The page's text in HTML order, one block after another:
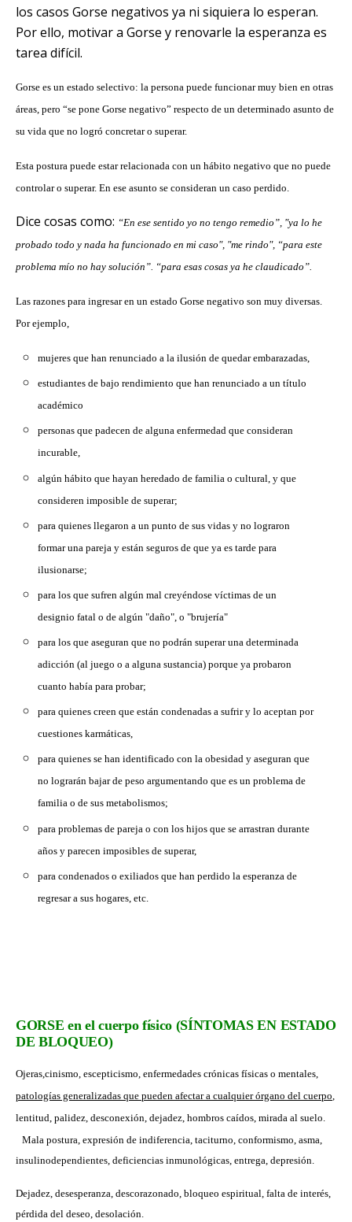
los casos Gorse negativos ya ni siquiera lo esperan.
Por ello, motivar a Gorse y renovarle la esperanza es
tarea difícil.
Gorse es un estado selectivo: la persona puede funcionar muy bien en otras
áreas, pero “se pone Gorse negativo” respecto de un determinado asunto de
su vida que no logró concretar o superar.
Esta postura puede estar relacionada con un hábito negativo que no puede
controlar o superar. En ese asunto se consideran un caso perdido.
Dice cosas como: “En ese sentido yo no tengo remedio”, "ya lo he
probado todo y nada ha funcionado en mi caso", "me rindo", “para este
problema mío no hay solución”. “para esas cosas ya he claudicado”.
Las razones para ingresar en un estado Gorse negativo son muy diversas.
Por ejemplo,
mujeres que han renunciado a la ilusión de quedar embarazadas,
estudiantes de bajo rendimiento que han renunciado a un título
académico
personas que padecen de alguna enfermedad que consideran
incurable,
algún hábito que hayan heredado de familia o cultural, y que
consideren imposible de superar;
para quienes llegaron a un punto de sus vidas y no lograron
formar una pareja y están seguros de que ya es tarde para
ilusionarse;
para los que sufren algún mal creyéndose víctimas de un
designio fatal o de algún "daño", o "brujería"
para los que aseguran que no podrán superar una determinada
adicción (al juego o a alguna sustancia) porque ya probaron
cuanto había para probar;
para quienes creen que están condenadas a sufrir y lo aceptan por
cuestiones karmáticas,
para quienes se han identificado con la obesidad y aseguran que
no lograrán bajar de peso argumentando que es un problema de
familia o de sus metabolismos;
para problemas de pareja o con los hijos que se arrastran durante
años y parecen imposibles de superar,
para condenados o exiliados que han perdido la esperanza de
regresar a sus hogares, etc.
GORSE en el cuerpo físico (SÍNTOMAS EN ESTADO
DE BLOQUEO)
Ojeras,cinismo, escepticismo, enfermedades crónicas físicas o mentales,
patologías generalizadas que pueden afectar a cualquier órgano del cuerpo,
lentitud, palidez, desconexión, dejadez, hombros caídos, mirada al suelo.
Mala postura, expresión de indiferencia, taciturno, conformismo, asma,
insulinodependientes, deficiencias inmunológicas, entrega, depresión.
Dejadez, desesperanza, descorazonado, bloqueo espiritual, falta de interés,
pérdida del deseo, desolación.